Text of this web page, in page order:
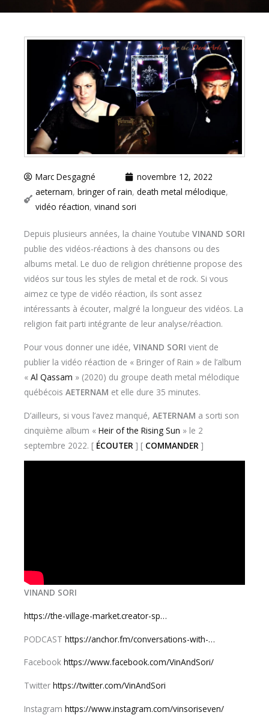
Marc Desgagné
novembre 12, 2022
aeternam, bringer of rain, death metal mélodique,
vidéo réaction, vinand sori
Depuis plusieurs années, la chaine Youtube VINAND SORI
publie des vidéos-réactions à des chansons ou des
albums metal. Le duo de religion chrétienne propose des
vidéos sur tous les styles de metal et de rock. Si vous
aimez ce type de vidéo réaction, ils sont assez
intéressants à écouter, malgré la longueur des vidéos. La
religion fait parti intégrante de leur analyse/réaction.
Pour vous donner une idée, VINAND SORI vient de
publier la vidéo réaction de « Bringer of Rain » de l’album
« Al Qassam » (2020) du groupe death metal mélodique
québécois AETERNAM et elle dure 35 minutes.
D’ailleurs, si vous l’avez manqué, AETERNAM a sorti son
cinquième album « Heir of the Rising Sun » le 2
septembre 2022. [ ÉCOUTER ] [ COMMANDER ]
VINAND SORI
https://the-village-market.creator-sp…
PODCAST https://anchor.fm/conversations-with-…
Facebook https://www.facebook.com/VinAndSori/
Twitter https://twitter.com/VinAndSori
Instagram https://www.instagram.com/vinsoriseven/